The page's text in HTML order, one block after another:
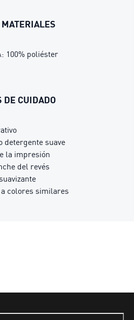
100% poliéster
DE CUIDADO
detergente suave
la impresión
del revés
colores similares